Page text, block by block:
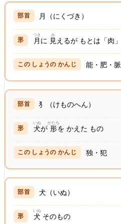
月（にくづき）
月
つき
に 見
み
えるが もとは「肉」
能・肥・脈
犭（けものへん）
犬
いぬ
が 形
かたち
を かえた もの
独・犯
犬（いぬ）
犬
いぬ
そのもの